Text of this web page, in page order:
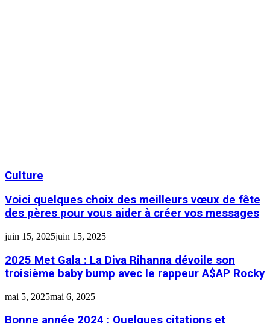
Culture
Voici quelques choix des meilleurs vœux de fête
des pères pour vous aider à créer vos messages
juin 15, 2025juin 15, 2025
2025 Met Gala : La Diva Rihanna dévoile son
troisième baby bump avec le rappeur A$AP Rocky
mai 5, 2025mai 6, 2025
Bonne année 2024 : Quelques citations et